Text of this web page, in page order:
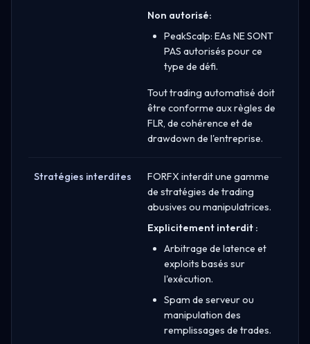
Non autorisé:
PeakScalp: EAs NE SONT
PAS autorisés pour ce
type de défi.
Tout trading automatisé doit
être conforme aux règles de
FLR, de cohérence et de
drawdown de l'entreprise.
Stratégies interdites
FORFX interdit une gamme
de stratégies de trading
abusives ou manipulatrices.
Explicitement interdit :
Arbitrage de latence et
exploits basés sur
l'exécution.
Spam de serveur ou
manipulation des
remplissages de trades.